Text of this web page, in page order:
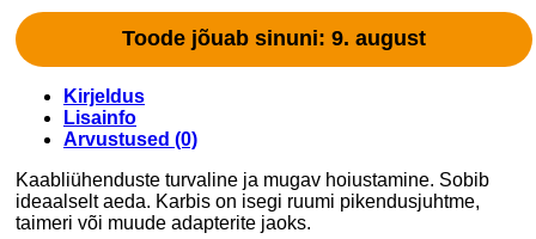
Toode jõuab sinuni: 9. august
Kirjeldus
Lisainfo
Arvustused (0)
Kaabliühenduste turvaline ja mugav hoiustamine. Sobib
ideaalselt aeda. Karbis on isegi ruumi pikendusjuhtme,
taimeri või muude adapterite jaoks.